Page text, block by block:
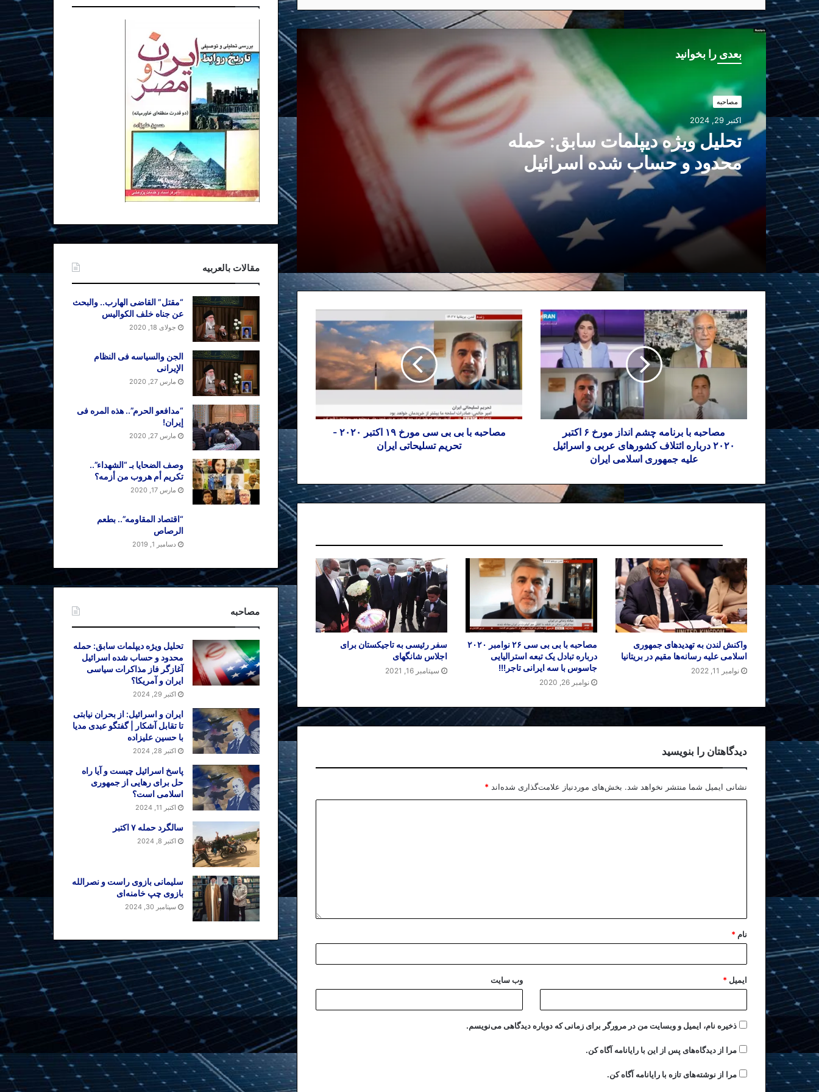
بعدی را بخوانید
مصاحبه
اکتبر 29, 2024
تحلیل ویژه دیپلمات سابق: حمله
محدود و حساب شده اسرائیل
آغازگر فاز مذاکرات سیاسی ایران
و آمریکا؟
حساب شده اسرائیل آغازگر فاز مذاکرات
سیاسی ایران و آمریکا؟
ایران و اسرائیل: از بحران نیابتی تا تقابل
آشکار | گفتگو عبدی مدیا با حسین علیزاده
پاسخ اسرائیل چیست و آیا راه حل برای
رهایی از جمهوری اسلامی است؟
سلیمانی بازوی راست و نصرالله بازوی
چپ خامنه‌ای
مصاحبه با برنامه چشم انداز مورخ ۶ اکتبر
۲۰۲۰ درباره ائتلاف کشورهای عربی و اسرائیل
علیه جمهوری اسلامی ایران
مصاحبه با بی بی سی مورخ ۱۹ اکتبر ۲۰۲۰ -
تحریم تسلیحاتی ایران
واکنش لندن به تهدیدهای جمهوری
اسلامی علیه رسانه‌ها مقیم در بریتانیا
نوامبر 11, 2022
مصاحبه با بی بی سی ۲۶ نوامبر ۲۰۲۰
درباره تبادل یک تبعه استرالیایی
جاسوس با سه ایرانی تاجر!!!
نوامبر 26, 2020
سفر رئیسی به تاجیکستان برای
اجلاس شانگهای
سپتامبر 16, 2021
دیدگاهتان را بنویسید
نشانی ایمیل شما منتشر نخواهد شد. بخش‌های موردنیاز علامت‌گذاری شده‌اند *
نام *
ایمیل * وب‌ سایت
ذخیره نام، ایمیل و وبسایت من در مرورگر برای زمانی که دوباره دیدگاهی می‌نویسم.
مرا از دیدگاه‌های پس از این با رایانامه آگاه کن.
مرا از نوشته‌های تازه با رایانامه آگاه کن.
مقالات بالعربیه
“مقتل” القاضی الهارب.. والبحث
عن جناه خلف الکوالیس
جولای 18, 2020
الجن والسیاسه فی النظام
اﻹیرانی
مارس 27, 2020
“مدافعو الحرم”.. هذه المره فی
إیران!
مارس 27, 2020
وصف الضحایا بـ “الشهداء”..
تکریم أم هروب من أزمه؟
مارس 17, 2020
“اقتصاد المقاومه”.. بطعم
الرصاص
دسامبر 1, 2019
مصاحبه
تحلیل ویژه دیپلمات سابق: حمله
محدود و حساب شده اسرائیل
آغازگر فاز مذاکرات سیاسی
ایران و آمریکا؟
اکتبر 29, 2024
ایران و اسرائیل: از بحران نیابتی
تا تقابل آشکار | گفتگو عبدی مدیا
با حسین علیزاده
اکتبر 28, 2024
پاسخ اسرائیل چیست و آیا راه
حل برای رهایی از جمهوری
اسلامی است؟
اکتبر 11, 2024
سالگرد حمله ۷ اکتبر
اکتبر 8, 2024
سلیمانی بازوی راست و نصرالله
بازوی چپ خامنه‌ای
سپتامبر 30, 2024